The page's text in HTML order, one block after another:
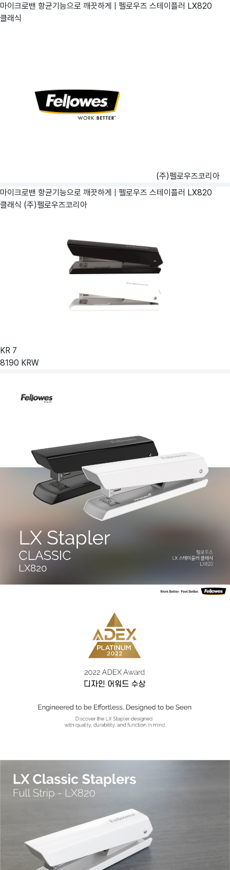
마이크로밴 항균기능으로 깨끗하게 | 펠로우즈 스테이플러 LX820
클래식
(주)펠로우즈코리아
마이크로밴 항균기능으로 깨끗하게 | 펠로우즈 스테이플러 LX820
클래식 (주)펠로우즈코리아
KR 7
8190 KRW